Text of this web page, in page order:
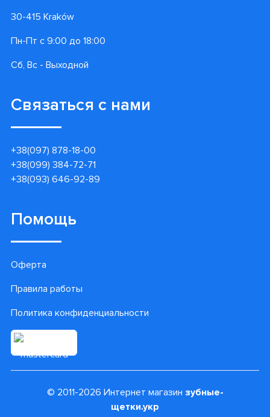
30-415 Kraków
Пн-Пт с 9:00 до 18:00
Сб, Вс - Выходной
Связаться с нами
+38(097) 878-18-00
+38(099) 384-72-71
+38(093) 646-92-89
Помощь
Оферта
Правила работы
Политика конфиденциальности
© 2011-2026 Интернет магазин зубные-
щетки.укр